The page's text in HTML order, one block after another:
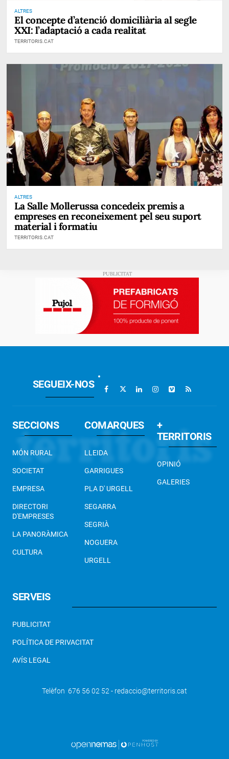
ALTRES
El concepte d’atenció domiciliària al segle
XXI: l’adaptació a cada realitat
TERRITORIS.CAT
ALTRES
La Salle Mollerussa concedeix premis a
empreses en reconeixement pel seu suport
material i formatiu
TERRITORIS.CAT
SEGUEIX-NOS
SECCIONS
MÓN RURAL
SOCIETAT
EMPRESA
DIRECTORI
D'EMPRESES
LA PANORÀMICA
CULTURA
COMARQUES
LLEIDA
GARRIGUES
PLA D' URGELL
SEGARRA
SEGRIÀ
NOGUERA
URGELL
+
TERRITORIS
OPINIÓ
GALERIES
SERVEIS
PUBLICITAT
POLÍTICA DE PRIVACITAT
AVÍS LEGAL
Telèfon 676 56 02 52 - redaccio@territoris.cat